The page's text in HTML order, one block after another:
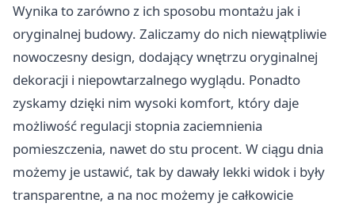
Wynika to zarówno z ich sposobu montażu jak i
oryginalnej budowy. Zaliczamy do nich niewątpliwie
nowoczesny design, dodający wnętrzu oryginalnej
dekoracji i niepowtarzalnego wyglądu. Ponadto
zyskamy dzięki nim wysoki komfort, który daje
możliwość regulacji stopnia zaciemnienia
pomieszczenia, nawet do stu procent. W ciągu dnia
możemy je ustawić, tak by dawały lekki widok i były
transparentne, a na noc możemy je całkowicie